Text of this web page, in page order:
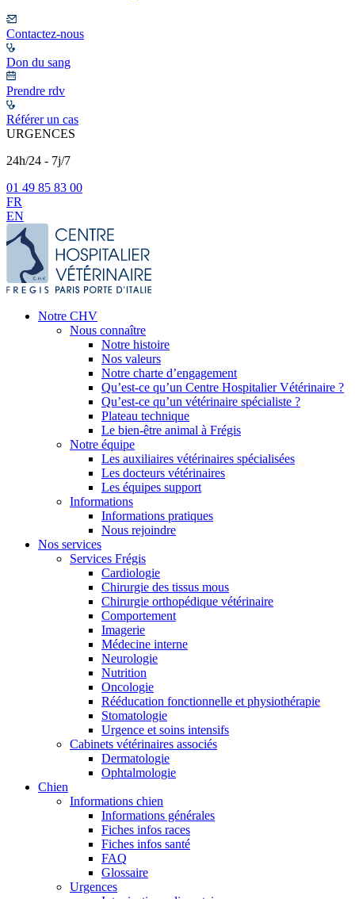
Contactez-nous
Don du sang
Prendre rdv
Référer un cas
URGENCES
24h/24 - 7j/7
01 49 85 83 00
FR
EN
Notre CHV
Nous connaître
Notre histoire
Nos valeurs
Notre charte d’engagement
Qu’est-ce qu’un Centre Hospitalier Vétérinaire ?
Qu’est-ce qu’un vétérinaire spécialiste ?
Plateau technique
Le bien-être animal à Frégis
Notre équipe
Les auxiliaires vétérinaires spécialisées
Les docteurs vétérinaires
Les équipes support
Informations
Informations pratiques
Nous rejoindre
Nos services
Services Frégis
Cardiologie
Chirurgie des tissus mous
Chirurgie orthopédique vétérinaire
Comportement
Imagerie
Médecine interne
Neurologie
Nutrition
Oncologie
Rééducation fonctionnelle et physiothérapie
Stomatologie
Urgence et soins intensifs
Cabinets vétérinaires associés
Dermatologie
Ophtalmologie
Chien
Informations chien
Informations générales
Fiches infos races
Fiches infos santé
FAQ
Glossaire
Urgences